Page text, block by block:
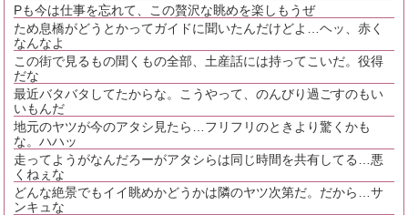
Pも今は仕事を忘れて、この贅沢な眺めを楽しもうぜ
ため息橋がどうとかってガイドに聞いたんだけどよ…ヘッ、赤く
なんなよ
この街で見るもの聞くもの全部、土産話には持ってこいだ。役得
だな
最近バタバタしてたからな。こうやって、のんびり過ごすのもい
いもんだ
地元のヤツが今のアタシ見たら…フリフリのときより驚くかも
な。ハハッ
走ってようがなんだろーがアタシらは同じ時間を共有してる…悪
くねぇな
どんな絶景でもイイ眺めかどうかは隣のヤツ次第だ。だから…サ
ンキュな